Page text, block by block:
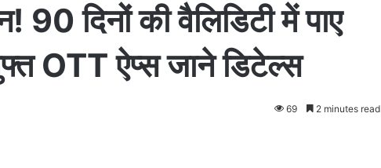
90 दिनों की वैलिडिटी में पाए
OTT ऐप्स जाने डिटेल्स
69 2 minutes read